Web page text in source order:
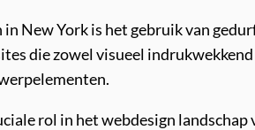
New York is het gebruik van
die zowel visueel
rol in het webdesign